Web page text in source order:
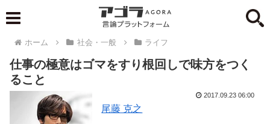
ホーム 社会・一般 ライフ
仕事の極意はゴマをすり根回しで味方をつく
ること
尾藤 克之
2017.09.23 06:00